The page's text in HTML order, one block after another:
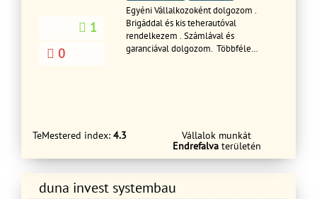
1
0
Egyéni Vállalkozoként dolgozom .
Brigáddal és kis teherautóval
rendelkezem . Számlával és
garanciával dolgozom. Többféle
TeMestered index: 4.3
Vállalok munkát
Endrefalvaterületén
duna invest systembau